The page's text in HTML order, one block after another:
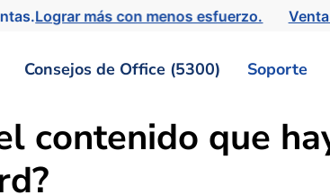
Lograr más con menos esfuerzo.
Consejos de Office (5300) Soporte
contenido que